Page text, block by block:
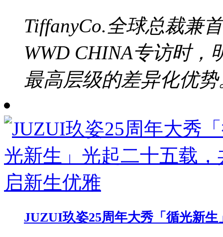
TiffanyCo.全球总裁兼
WWD CHINA专访时
最高层级的差异化优势
JUZUI玖姿25周年大秀「循光新